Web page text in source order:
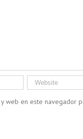
web en este navegador